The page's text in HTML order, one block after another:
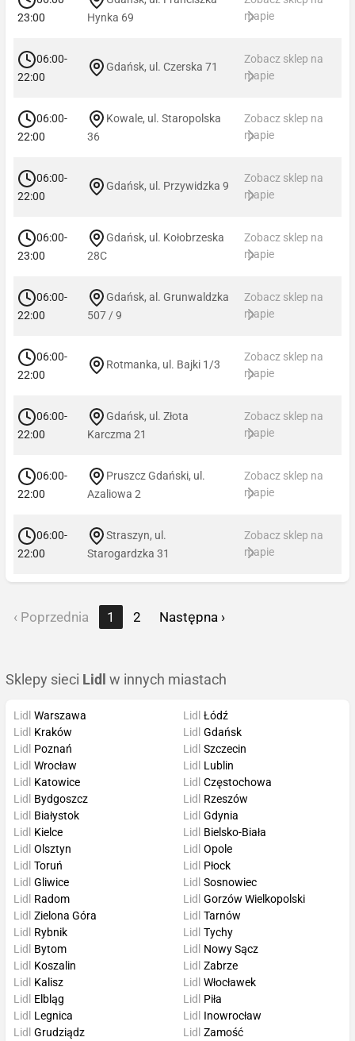
23:00
Hynka 69
mapie
06:00-
22:00
Gdańsk, ul. Czerska 71
Zobacz sklep na
mapie
06:00-
22:00
Kowale, ul. Staropolska
36
Zobacz sklep na
mapie
06:00-
22:00
Gdańsk, ul. Przywidzka 9
Zobacz sklep na
mapie
06:00-
23:00
Gdańsk, ul. Kołobrzeska
28C
Zobacz sklep na
mapie
06:00-
22:00
Gdańsk, al. Grunwaldzka
507 / 9
Zobacz sklep na
mapie
06:00-
22:00
Rotmanka, ul. Bajki 1/3
Zobacz sklep na
mapie
06:00-
22:00
Gdańsk, ul. Złota
Karczma 21
Zobacz sklep na
mapie
06:00-
22:00
Pruszcz Gdański, ul.
Azaliowa 2
Zobacz sklep na
mapie
06:00-
22:00
Straszyn, ul.
Starogardzka 31
Zobacz sklep na
mapie
‹ Poprzednia 1 2 Następna ›
Sklepy sieci Lidl w innych miastach
Lidl Warszawa
Lidl
Kraków
Lidl
Poznań
Lidl Wrocław
Lidl Łódź
Lidl Gdańsk
Lidl Szczecin
Lidl
Lublin
Lidl
Katowice
Lidl
Bydgoszcz
Lidl
Białystok
Lidl
Kielce
Lidl Częstochowa
Lidl
Rzeszów
Lidl Gdynia
Lidl
Bielsko-Biała
Lidl Olsztyn
Lidl Toruń
Lidl Gliwice
Lidl
Radom
Lidl Opole
Lidl
Płock
Lidl Sosnowiec
Lidl Gorzów Wielkopolski
Lidl Zielona Góra
Lidl
Rybnik
Lidl
Bytom
Lidl
Koszalin
Lidl Tarnów
Lidl Tychy
Lidl
Nowy Sącz
Lidl Zabrze
Lidl
Kalisz
Lidl
Elbląg
Lidl
Legnica
Lidl Grudziądz
Lidl Włocławek
Lidl
Piła
Lidl
Inowrocław
Lidl Zamość